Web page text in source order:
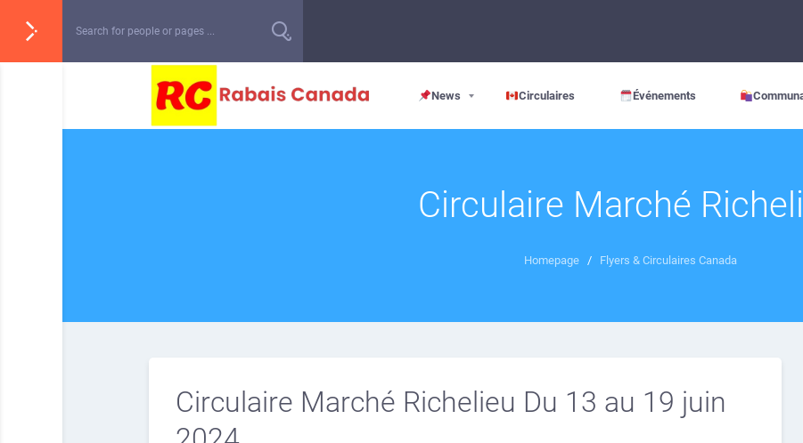
News Circulaires Événements
Circulaire Marché
Homepage / Flyers & Circulaires Canada
Circulaire Marché Richelieu Du 13 au 19 juin